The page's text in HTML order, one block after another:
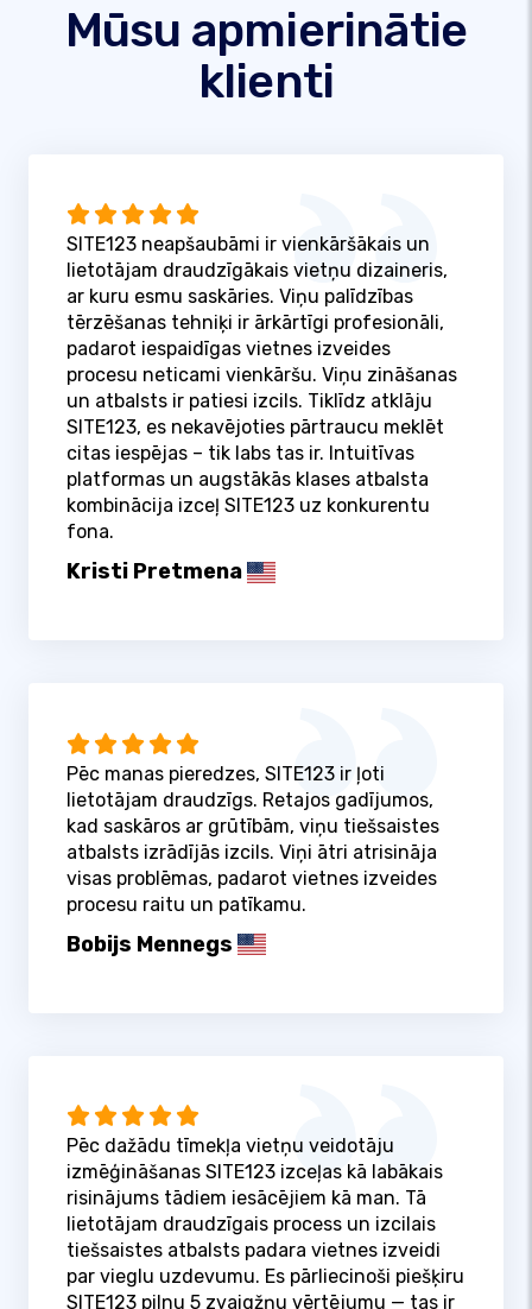
Mūsu apmierinātie
klienti
SITE123 neapšaubāmi ir vienkāršākais un
lietotājam draudzīgākais vietņu dizaineris,
ar kuru esmu saskāries. Viņu palīdzības
tērzēšanas tehniķi ir ārkārtīgi profesionāli,
padarot iespaidīgas vietnes izveides
procesu neticami vienkāršu. Viņu zināšanas
un atbalsts ir patiesi izcils. Tiklīdz atklāju
SITE123, es nekavējoties pārtraucu meklēt
citas iespējas – tik labs tas ir. Intuitīvas
platformas un augstākās klases atbalsta
kombinācija izceļ SITE123 uz konkurentu
fona.
Kristi Pretmena
Pēc manas pieredzes, SITE123 ir ļoti
lietotājam draudzīgs. Retajos gadījumos,
kad saskāros ar grūtībām, viņu tiešsaistes
atbalsts izrādījās izcils. Viņi ātri atrisināja
visas problēmas, padarot vietnes izveides
procesu raitu un patīkamu.
Bobijs Mennegs
Pēc dažādu tīmekļa vietņu veidotāju
izmēģināšanas SITE123 izceļas kā labākais
risinājums tādiem iesācējiem kā man. Tā
lietotājam draudzīgais process un izcilais
tiešsaistes atbalsts padara vietnes izveidi
par vieglu uzdevumu. Es pārliecinoši piešķiru
SITE123 pilnu 5 zvaigžņu vērtējumu — tas ir